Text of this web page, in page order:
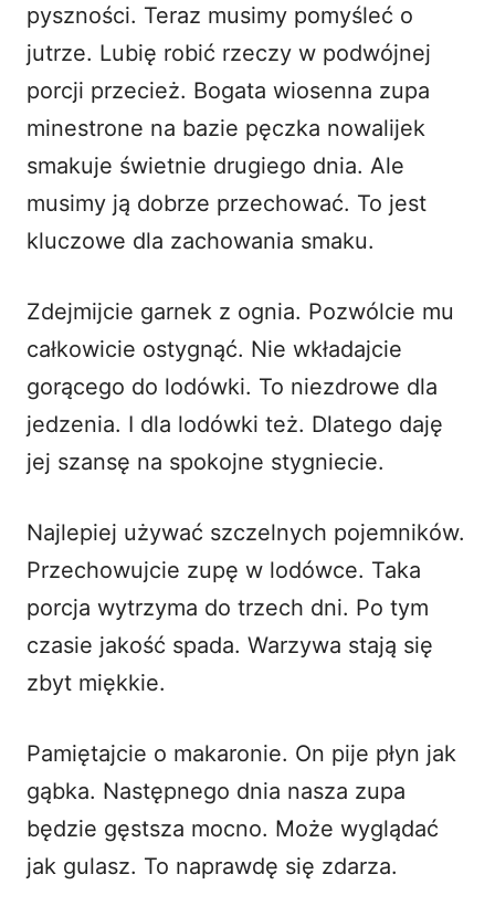
pyszności. Teraz musimy pomyśleć o
jutrze. Lubię robić rzeczy w podwójnej
porcji przecież. Bogata wiosenna zupa
minestrone na bazie pęczka nowalijek
smakuje świetnie drugiego dnia. Ale
musimy ją dobrze przechować. To jest
kluczowe dla zachowania smaku.
Zdejmijcie garnek z ognia. Pozwólcie mu
całkowicie ostygnąć. Nie wkładajcie
gorącego do lodówki. To niezdrowe dla
jedzenia. I dla lodówki też. Dlatego daję
jej szansę na spokojne stygniecie.
Najlepiej używać szczelnych pojemników.
Przechowujcie zupę w lodówce. Taka
porcja wytrzyma do trzech dni. Po tym
czasie jakość spada. Warzywa stają się
zbyt miękkie.
Pamiętajcie o makaronie. On pije płyn jak
gąbka. Następnego dnia nasza zupa
będzie gęstsza mocno. Może wyglądać
jak gulasz. To naprawdę się zdarza.